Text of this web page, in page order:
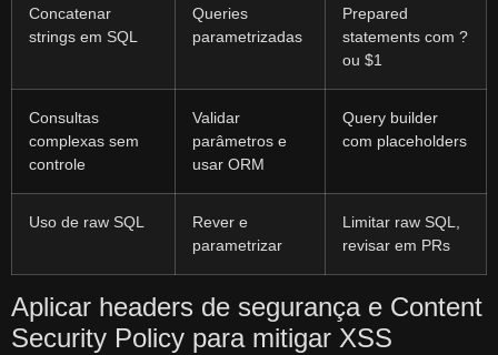
Concatenar
strings em SQL
Queries
parametrizadas
Prepared
statements com ?
ou $1
Consultas
complexas sem
controle
Validar
parâmetros e
usar ORM
Query builder
com placeholders
Uso de raw SQL
Rever e
parametrizar
Limitar raw SQL,
revisar em PRs
Aplicar headers de segurança e Content
Security Policy para mitigar XSS